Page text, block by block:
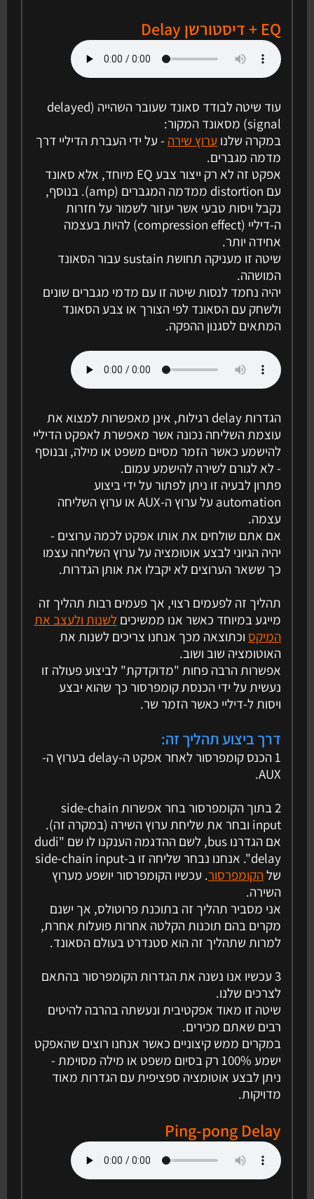
EQ + דיסטורשן Delay
עוד שיטה לבודד סאונד שעובר השהייה (delayed
signal) מסאונד המקור:
במקרה שלנו ערוץ שירה - על ידי העברת הדיליי דרך
מדמה מגברים.
אפקט זה לא רק ייצור צבע EQ מיוחד, אלא סאונד
עם distortion ממדמה המגברים (amp). בנוסף,
נקבל ויסות טבעי אשר יעזור לשמור על חזרות
ה-דיליי (compression effect) להיות בעצמה
אחידה יותר.
שיטה זו מעניקה תחושת sustain עבור הסאונד
המושהה.
יהיה נחמד לנסות שיטה זו עם מדמי מגברים שונים
ולשחק עם הסאונד לפי הצורך או צבע הסאונד
המתאים לסגנון ההפקה.
הגדרות delay רגילות, אינן מאפשרות למצוא את
עוצמת השליחה נכונה אשר מאפשרת לאפקט הדיליי
להישמע כאשר הזמר מסיים משפט או מילה, ובנוסף
- לא לגורם לשירה להישמע עמום.
פתרון לבעיה זו ניתן לפתור על ידי ביצוע
automation על ערוץ ה-AUX או ערוץ השליחה
עצמה.
אם אתם שולחים את אותו אפקט לכמה ערוצים -
יהיה הגיוני לבצע אוטומציה על ערוץ השליחה עצמו
כך ששאר הערוצים לא יקבלו את אותן הגדרות.
תהליך זה לפעמים רצוי, אך פעמים רבות תהליך זה
מייגע במיוחד כאשר אנו ממשיכים לשנות ולעצב את
המיקס וכתוצאה מכך אנחנו צריכים לשנות את
האוטומציה שוב ושוב.
אפשרות הרבה פחות "מדוקדקת" לביצוע פעולה זו
נעשית על ידי הכנסת קומפרסור כך שהוא יבצע
ויסות ל-דיליי כאשר הזמר שר.
דרך ביצוע תהליך זה:
1 הכנס קומפרסור לאחר אפקט ה-delay בערוץ ה-
AUX.
2 בתוך הקומפרסור בחר אפשרות side-chain
input ובחר את שליחת ערוץ השירה (במקרה זה).
אם הגדרנו bus, לשם ההדגמה הענקנו לו שם "dudi
delay". אנחנו נבחר שליחה זו ב-side-chain input
של הקומפרסור. עכשיו הקומפרסור יושפע מערוץ
השירה.
אני מסביר תהליך זה בתוכנת פרוטולס, אך ישנם
מקרים בהם תוכנות הקלטה אחרות פועלות אחרת,
למרות שתהליך זה הוא סטנדרט בעולם הסאונד.
3 עכשיו אנו נשנה את הגדרות הקומפרסור בהתאם
לצרכים שלנו.
שיטה זו מאוד אפקטיבית ונעשתה בהרבה להיטים
רבים שאתם מכירים.
במקרים ממש קיצוניים כאשר אנחנו רוצים שהאפקט
ישמע 100% רק בסיום משפט או מילה מסוימת -
ניתן לבצע אוטומציה ספציפית עם הגדרות מאוד
מדויקות.
Ping-pong Delay